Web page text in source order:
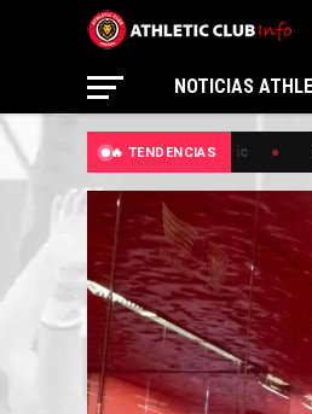
NOTICIAS
🔥 TENDENCIAS
🔥 Edin Terzic